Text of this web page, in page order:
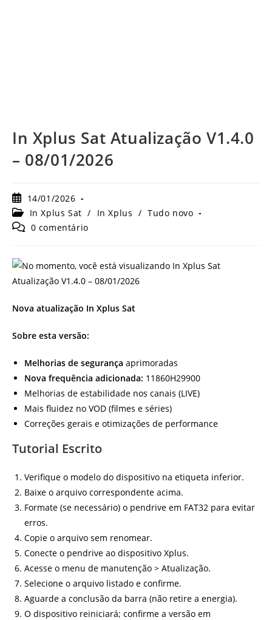
In Xplus Sat Atualização V1.4.0
– 08/01/2026
Post
publicado:
14/01/2026
Categoria
do
post:
In Xplus Sat / In Xplus / Tudo novo
Comentários
0 comentário
Nova atualização In Xplus Sat
Sobre esta versão:
Melhorias de segurança aprimoradas
Nova frequência adicionada: 11860H29900
Melhorias de estabilidade nos canais (LIVE)
Mais fluidez no VOD (filmes e séries)
Correções gerais e otimizações de performance
Tutorial Escrito
Verifique o modelo do dispositivo na etiqueta inferior.
Baixe o arquivo correspondente acima.
Formate (se necessário) o pendrive em FAT32 para evitar
erros.
Copie o arquivo sem renomear.
Conecte o pendrive ao dispositivo Xplus.
Acesse o menu de manutenção > Atualização.
Selecione o arquivo listado e confirme.
Aguarde a conclusão da barra (não retire a energia).
O dispositivo reiniciará; confirme a versão em